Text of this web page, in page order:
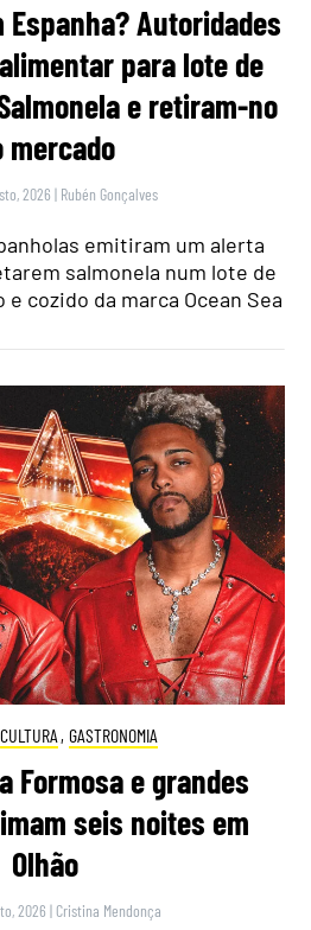
Espanha? Autoridades
para lote de
e retiram-no
mercado
2026 | Rubén Gonçalves
emitiram um alerta
salmonela num lote de
cozido da marca Ocean Sea
CULTURA , GASTRONOMIA
Formosa e grandes
seis noites em
Olhão
2026 | Cristina Mendonça